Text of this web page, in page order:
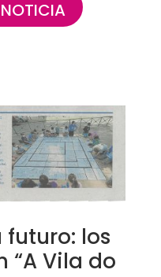
los
“A Vila do